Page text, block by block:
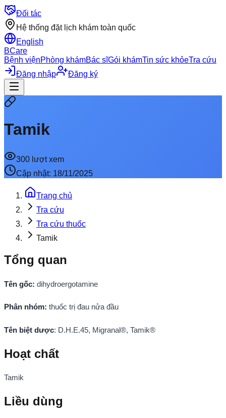
Đối tác
Hệ thống đặt lịch khám toàn quốc
English
BCare
Bệnh việnPhòng khámBác sĩGói khámTin sức khỏeTra cứu
Đăng nhập
Đăng ký
Tamik
300 lượt xem
Cập nhật: 18/11/2025
Trang chủ
Tra cứu
Tra cứu thuốc
Tamik
Tổng quan
Tên gốc: dihydroergotamine
Phân nhóm: thuốc trị đau nửa đầu
Tên biệt dược: D.H.E.45, Migranal®, Tamik®
Hoạt chất
Tamik
Liều dùng